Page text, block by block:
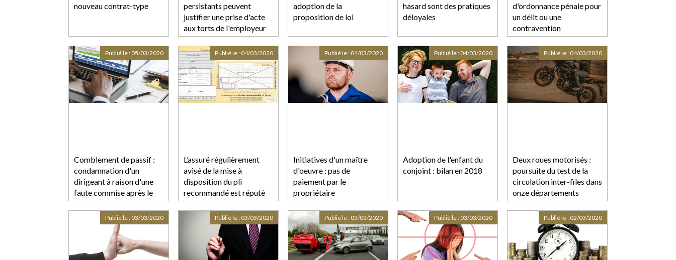
nouveau contrat-type
persistants peuvent
justifier une prise d'acte
aux torts de l'employeur
adoption de la
proposition de loi
hasard sont des pratiques
déloyales
d'ordonnance pénale pour
un délit ou une
contravention
Comblement de passif :
condamnation d'un
dirigeant à raison d'une
faute commise après le
redressement judiciaire
Publié le : 05/03/2020
L’assuré régulièrement
avisé de la mise à
disposition du pli
recommandé est réputé
avoir eu connaissance de
la décision de la CPAM
Publié le : 04/03/2020
Initiatives d'un maître
d'oeuvre : pas de
paiement par le
propriétaire
Publié le : 04/03/2020
Adoption de l'enfant du
conjoint : bilan en 2018
Publié le : 04/03/2020
Deux roues motorisés :
poursuite du test de la
circulation inter-files dans
onze départements
Publié le : 04/03/2020
Publié le : 03/03/2020 Publié le : 03/03/2020 Publié le : 03/03/2020 Publié le : 03/03/2020 Publié le : 02/03/2020